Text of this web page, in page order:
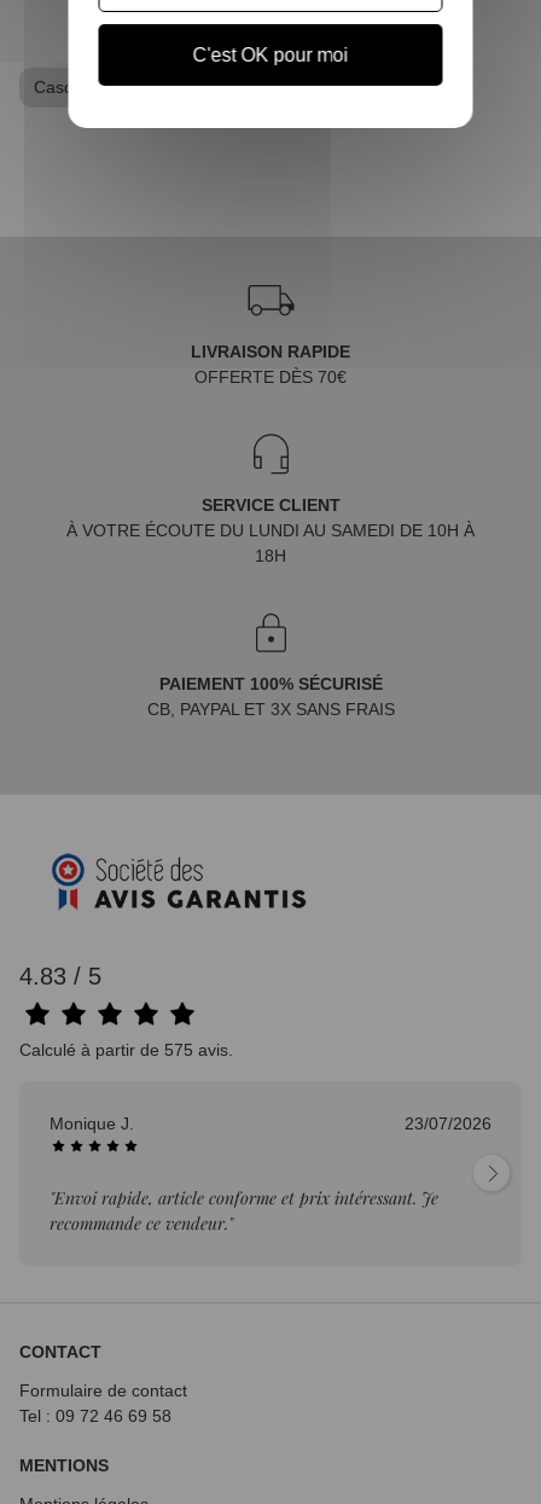
Casquette Goodies Marvel Super-Héros
LIVRAISON RAPIDE
OFFERTE DÈS 70€
SERVICE CLIENT
À VOTRE ÉCOUTE DU LUNDI AU SAMEDI DE 10H À
18H
PAIEMENT 100% SÉCURISÉ
CB, PAYPAL ET 3X SANS FRAIS
4.83 / 5
Calculé à partir de 575 avis.
Monique J. 23/07/2026
"Envoi rapide, article conforme et prix intéressant. Je
recommande ce vendeur."
CONTACT
Formulaire de contact
Tel : 09 72 46 69 58
MENTIONS
C'est OK pour moi